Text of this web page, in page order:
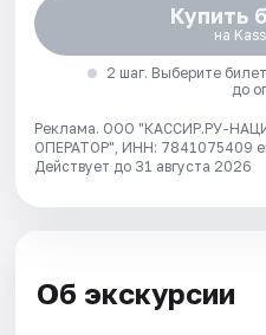
Купить
на
2 шаг. Выберите
до
Реклама. ООО "КАССИР.РУ-
ОПЕРАТОР", ИНН: 7841075409
Действует до 31 августа 2026
Об экскурсии